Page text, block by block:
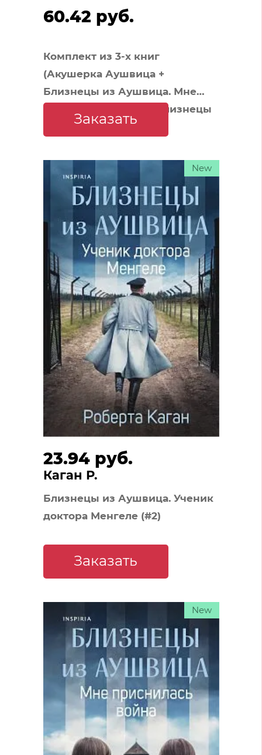
60.42 руб.
Комплект из 3-х книг
(Акушерка Аушвица +
Близнецы из Аушвица. Мне
приснилась война + Близнецы
из Аушвица. Ученик доктора
Заказать
23.94 руб.
Каган Р.
Близнецы из Аушвица. Ученик
доктора Менгеле (#2)
New
Заказать
New